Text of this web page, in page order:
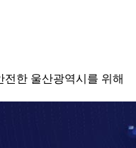
전한 울산광역시를 위해